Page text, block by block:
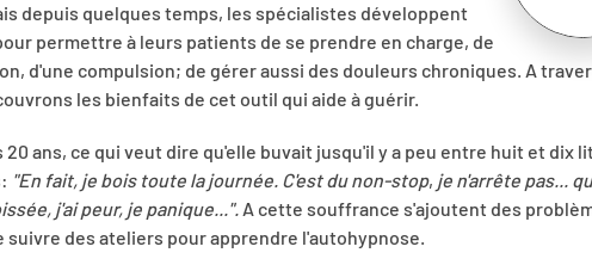
depuis quelques temps, les spécialistes développent
permettre à leurs patients de se prendre en charge, de
d'une compulsion; de gérer aussi des douleurs chroniques. A
les bienfaits de cet outil qui aide à guérir.
ans, ce qui veut dire qu'elle buvait jusqu'il y a peu entre huit et dix
"En fait, je bois toute la journée. C'est du non-stop, je n'arrête pas...
j'ai peur, je panique...". A cette souffrance s'ajoutent des
suivre des ateliers pour apprendre l'autohypnose.